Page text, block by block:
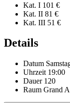
Kat. I 101 €
Kat. II 81 €
Kat. III 51 €
Details
Datum
Uhrzeit 19:00
Dauer 120
Raum Grand